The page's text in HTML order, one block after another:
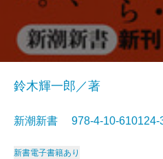
鈴木輝一郎／著
新潮新書 978-4-10-
新書電子書籍あり